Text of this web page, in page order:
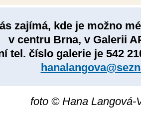
zajímá, kde je možno
v centru Brna, v Galerii
tel. číslo galerie je 542
foto © Hana Langová-